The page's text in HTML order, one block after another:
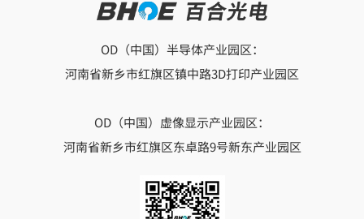
OD（中国）半导体产业园区：
河南省新乡市红旗区镇中路3D打印产业园区
OD（中国）虚像显示产业园区：
河南省新乡市红旗区东卓路9号新东产业园区